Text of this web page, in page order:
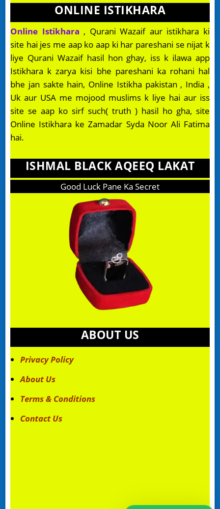
ONLINE ISTIKHARA
Online Istikhara , Qurani Wazaif aur istikhara ki
site hai jes me aap ko aap ki har pareshani se nijat k
liye Qurani Wazaif hasil hon ghay, iss k ilawa app
Istikhara k zarya kisi bhe pareshani ka rohani hal
bhe jan sakte hain, Online Istikha pakistan , India ,
Uk aur USA me mojood muslims k liye hai aur iss
site se aap ko sirf such( truth ) hasil ho gha, site
Online Istikhara ke Zamadar Syda Noor Ali Fatima
hai.
ISHMAL BLACK AQEEQ LAKAT
Good Luck Pane Ka Secret
ABOUT US
Privacy Policy
About Us
Terms & Conditions
Contact Us